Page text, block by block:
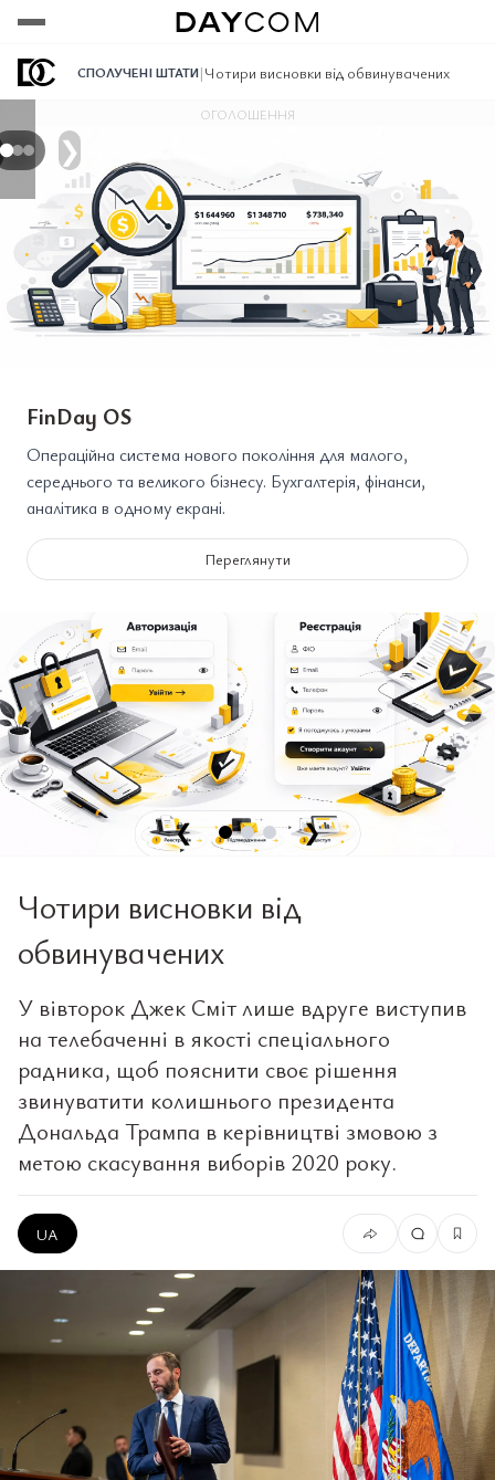
СПОЛУЧЕНІ ШТАТИ|Чотири висновки від обвинувачених
❯
ОГОЛОШЕННЯ
FinDay OS
Операційна система нового покоління для малого,
середнього та великого бізнесу. Бухгалтерія, фінанси,
аналітика в одному екрані.
Переглянути
❮ ❯
Чотири висновки від
обвинувачених
У вівторок Джек Сміт лише вдруге виступив
на телебаченні в якості спеціального
радника, щоб пояснити своє рішення
звинуватити колишнього президента
Дональда Трампа в керівництві змовою з
метою скасування виборів 2020 року.
UA